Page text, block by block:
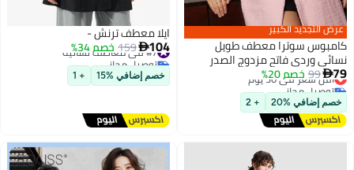
4
عرض التجديد الكبير
كامبوس سوترا معطف طويل
نسائي وردي فاتح مزدوج الصدر
بنقوش
79
99 خصم 20%
أقل سعر في 30 يوم
توصيل مجاني
أقل سعر في 30 يوم
خصم إضافي %20 + 2
ايلا معطف ترنش -
104
159 خصم 34% #7 في معاطف نسائية
توصيل مجاني
#7 في معاطف نسائية
خصم إضافي %15 + 1